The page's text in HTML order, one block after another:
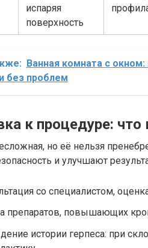
испаряя
поверхность
Ванная комната с
без проблем
к процедуре:
но её нельзя
и улучшают
со специалистом,
препаратов, повышающих
истории герпеса: при